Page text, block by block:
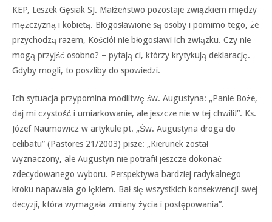
KEP, Leszek Gęsiak SJ. Małżeństwo pozostaje związkiem między
mężczyzną i kobietą. Błogosławione są osoby i pomimo tego, że
przychodzą razem, Kościół nie błogosławi ich związku. Czy nie
mogą przyjść osobno? – pytają ci, którzy krytykują deklarację.
Gdyby mogli, to poszliby do spowiedzi.
Ich sytuacja przypomina modlitwę św. Augustyna: „Panie Boże,
daj mi czystość i umiarkowanie, ale jeszcze nie w tej chwili!”. Ks.
Józef Naumowicz w artykule pt. „Św. Augustyna droga do
celibatu” (Pastores 21/2003) pisze: „Kierunek został
wyznaczony, ale Augustyn nie potrafił jeszcze dokonać
zdecydowanego wyboru. Perspektywa bardziej radykalnego
kroku napawała go lękiem. Bał się wszystkich konsekwencji swej
decyzji, która wymagała zmiany życia i postępowania”.